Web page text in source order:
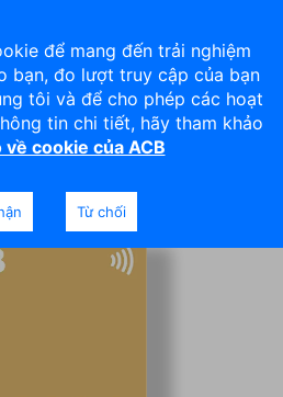
để mang đến trải nghiệm
bạn, đo lượt truy cập của bạn
tôi và để cho phép các hoạt
tin chi tiết, hãy tham khảo
cookie của ACB
Từ chối